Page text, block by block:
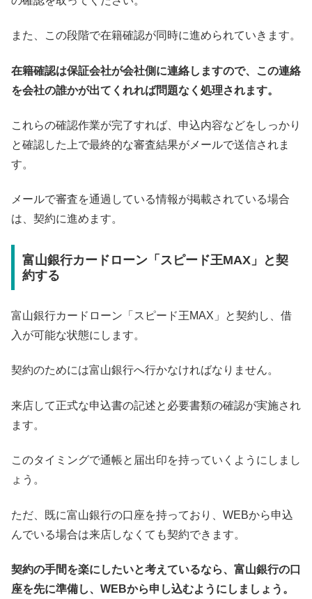
また、この段階で在籍確認が同時に進められていきます。
在籍確認は保証会社が会社側に連絡しますので、この連絡
を会社の誰かが出てくれれば問題なく処理されます。
これらの確認作業が完了すれば、申込内容などをしっかり
と確認した上で最終的な審査結果がメールで送信されま
す。
メールで審査を通過している情報が掲載されている場合
は、契約に進めます。
富山銀行カードローン「スピード王MAX」と契
約する
富山銀行カードローン「スピード王MAX」と契約し、借
入が可能な状態にします。
契約のためには富山銀行へ行かなければなりません。
来店して正式な申込書の記述と必要書類の確認が実施され
ます。
このタイミングで通帳と届出印を持っていくようにしまし
ょう。
ただ、既に富山銀行の口座を持っており、WEBから申込
んでいる場合は来店しなくても契約できます。
契約の手間を楽にしたいと考えているなら、富山銀行の口
座を先に準備し、WEBから申し込むようにしましょう。